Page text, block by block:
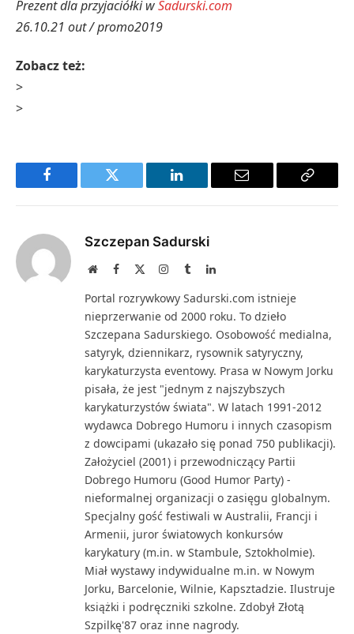
Prezent dla przyjaciółki wSadurski.com
26.10.21 out / promo2019
Zobacz też:
>
>
Facebook Twitter LinkedIn Email
Copy
Szczepan Sadurski
WebsiteFacebook Instagram
TumblrLinkedIn
Portal rozrywkowy Sadurski.com istnieje
nieprzerwanie od 2000 roku. To dzieło
Szczepana Sadurskiego. Osobowość medialna,
satyryk, dziennikarz, rysownik satyryczny,
karykaturzysta eventowy. Prasa w Nowym Jorku
pisała, że jest "jednym z najszybszych
karykaturzystów świata". W latach 1991-2012
wydawca Dobrego Humoru i innych czasopism
z dowcipami (ukazało się ponad 750 publikacji).
Założyciel (2001) i przewodniczący Partii
Dobrego Humoru (Good Humor Party) -
nieformalnej organizacji o zasięgu globalnym.
Specjalny gość festiwali w Australii, Francji i
Armenii, juror światowych konkursów
karykatury (m.in. w Stambule, Sztokholmie).
Miał wystawy indywidualne m.in. w Nowym
Jorku, Barcelonie, Wilnie, Kapsztadzie. Ilustruje
książki i podręczniki szkolne. Zdobył Złotą
Szpilkę'87 oraz inne nagrody.